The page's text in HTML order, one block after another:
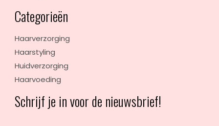
Categorieën
Haarverzorging
Haarstyling
Huidverzorging
Haarvoeding
Schrijf je in voor de nieuwsbrief!